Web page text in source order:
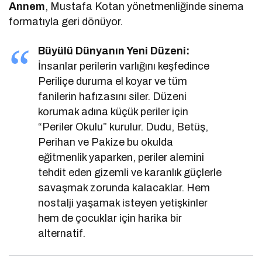
Annem, Mustafa Kotan yönetmenliğinde sinema
formatıyla geri dönüyor.
Büyülü Dünyanın Yeni Düzeni:
İnsanlar perilerin varlığını keşfedince
Periliçe duruma el koyar ve tüm
fanilerin hafızasını siler. Düzeni
korumak adına küçük periler için
“Periler Okulu” kurulur. Dudu, Betüş,
Perihan ve Pakize bu okulda
eğitmenlik yaparken, periler alemini
tehdit eden gizemli ve karanlık güçlerle
savaşmak zorunda kalacaklar. Hem
nostalji yaşamak isteyen yetişkinler
hem de çocuklar için harika bir
alternatif.